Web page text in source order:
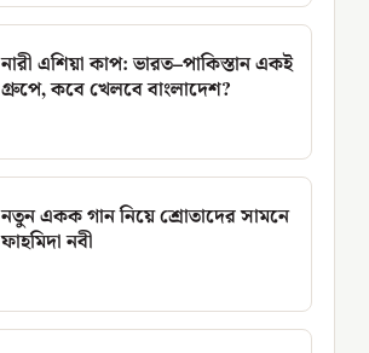
নারী এশিয়া কাপ: ভারত–পাকিস্তান একই
গ্রুপে, কবে খেলবে বাংলাদেশ?
নতুন একক গান নিয়ে শ্রোতাদের সামনে
ফাহমিদা নবী